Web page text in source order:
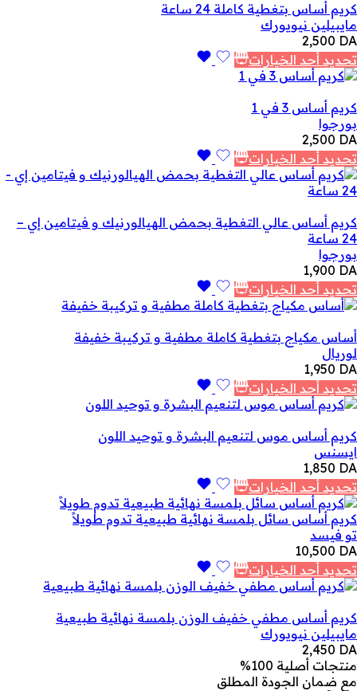
كريم أساس بتغطية كاملة 24 ساعة
مايبيلين نيويورك
2,500 DA
تحديد أحد الخيارات
كريم أساس 3 في 1
بورجوا
2,500 DA
تحديد أحد الخيارات
كريم أساس عالي التغطية بحمض الهيالورنيك و فيتامين إي –
24 ساعة
بورجوا
1,900 DA
تحديد أحد الخيارات
أساس مكياج بتغطية كاملة مطفية و تركيبة خفيفة
لوريال
1,950 DA
تحديد أحد الخيارات
كريم أساس موس لتنعيم البشرة و توحيد اللون
ايسنس
1,850 DA
تحديد أحد الخيارات
كريم أساس سائل بلمسة نهائية طبيعية تدوم طويلاً
تو فيسد
10,500 DA
تحديد أحد الخيارات
كريم أساس مطفي خفيف الوزن بلمسة نهائية طبيعية
مايبيلين نيويورك
2,450 DA
منتجات أصلية 100%
مع ضمان الجودة المطلق